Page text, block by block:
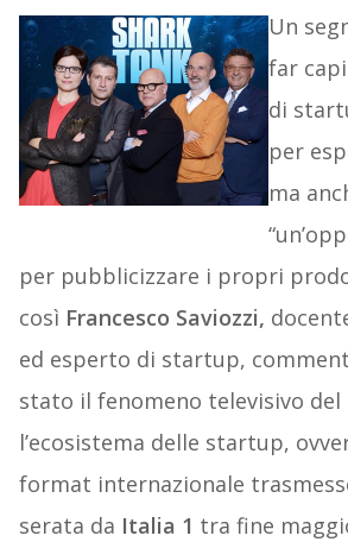
Un
far
di
per
ma
per pubblicizzare i propri
così Francesco Saviozzi,
ed esperto di startup,
stato il fenomeno televisivo del
l’ecosistema delle startup,
format internazionale
serata da Italia 1 tra fine